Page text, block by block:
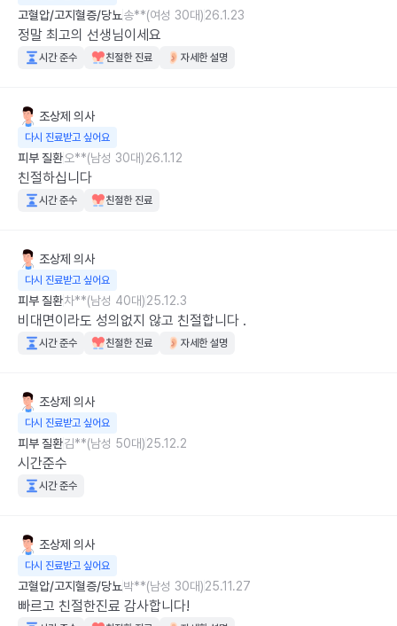
고혈압/고지혈증/당뇨송**(여성 30대)26.1.23
정말 최고의 선생님이세요
시간 준수 친절한 진료 자세한 설명
조상제 의사
다시 진료받고 싶어요
피부 질환오**(남성 30대)26.1.12
친절하십니다
시간 준수 친절한 진료
조상제 의사
다시 진료받고 싶어요
피부 질환차**(남성 40대)25.12.3
비대면이라도 성의없지 않고 친절합니다 .
시간 준수 친절한 진료 자세한 설명
조상제 의사
다시 진료받고 싶어요
피부 질환김**(남성 50대)25.12.2
시간준수
시간 준수
조상제 의사
다시 진료받고 싶어요
고혈압/고지혈증/당뇨박**(남성 30대)25.11.27
빠르고 친절한진료 감사합니다!